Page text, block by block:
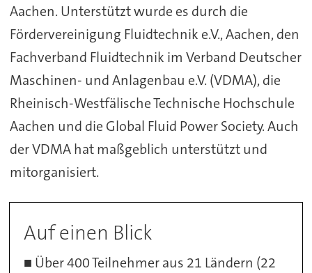
Aachen. Unterstützt wurde es durch die
Fördervereinigung Fluidtechnik e.V., Aachen, den
Fachverband Fluidtechnik im Verband Deutscher
Maschinen- und Anlagenbau e.V. (VDMA), die
Rheinisch-Westfälische Technische Hochschule
Aachen und die Global Fluid Power Society. Auch
der VDMA hat maßgeblich unterstützt und
mitorganisiert.
Auf einen Blick
■ Über 400 Teilnehmer aus 21 Ländern (22